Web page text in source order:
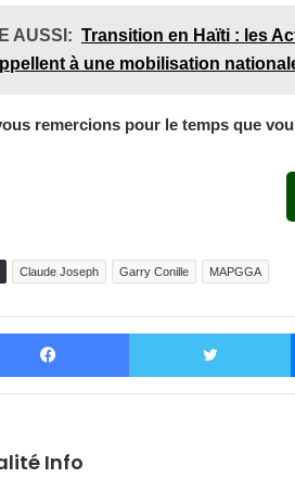
AUSSI: Transition en Haïti : les
à une mobilisation
remercions pour le temps que
Claude Joseph Garry Conille MAPGGA
Facebook
Info